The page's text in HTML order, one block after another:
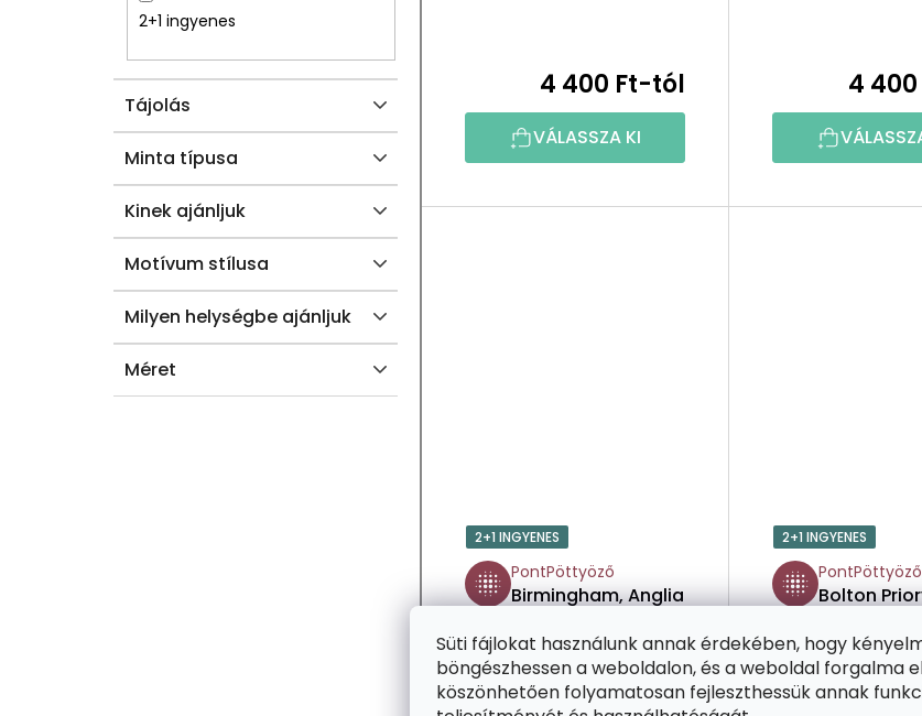
Süti fájlokat használunk annak érdekében, hogy
böngészhessen a weboldalon, és a weboldal forgalma
köszönhetően folyamatosan fejleszthessük annak
2+1 ingyenes
Tájolás
Minta típusa
Kinek ajánljuk
Motívum stílusa
Milyen helységbe ajánljuk
Méret
J
4 400 Ft-tól
VÁLASSZA KI
4
2+1 INGYENES
PontPöttyöző
Birmingham, Anglia
2+1 INGYENES
PontPöttyöző
Bolton